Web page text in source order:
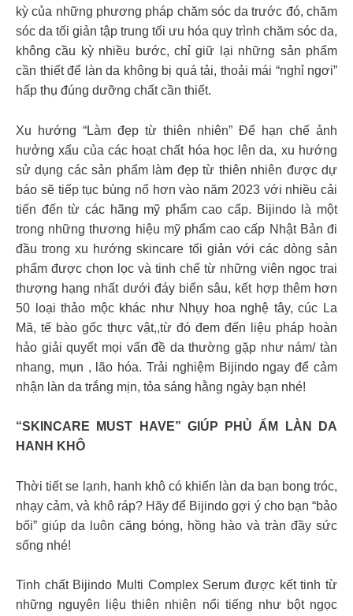
kỳ của những phương pháp chăm sóc da trước đó, chăm
sóc da tối giản tập trung tối ưu hóa quy trình chăm sóc da,
không cầu kỳ nhiều bước, chỉ giữ lại những sản phẩm
cần thiết để làn da không bị quá tải, thoải mái “nghỉ ngơi”
hấp thụ đúng dưỡng chất cần thiết.
Xu hướng “Làm đẹp từ thiên nhiên” Để hạn chế ảnh
hưởng xấu của các hoạt chất hóa học lên da, xu hướng
sử dụng các sản phẩm làm đẹp từ thiên nhiên được dự
báo sẽ tiếp tục bùng nổ hơn vào năm 2023 với nhiều cải
tiến đến từ các hãng mỹ phẩm cao cấp. Bijindo là một
trong những thương hiệu mỹ phẩm cao cấp Nhật Bản đi
đầu trong xu hướng skincare tối giản với các dòng sản
phẩm được chọn lọc và tinh chế từ những viên ngọc trai
thượng hạng nhất dưới đáy biển sâu, kết hợp thêm hơn
50 loại thảo mộc khác như Nhụy hoa nghệ tây, cúc La
Mã, tế bào gốc thực vật,,từ đó đem đến liệu pháp hoàn
hảo giải quyết mọi vấn đề da thường gặp như nám/ tàn
nhang, mụn , lão hóa. Trải nghiệm Bijindo ngay để cảm
nhận làn da trắng mịn, tỏa sáng hằng ngày bạn nhé!
“SKINCARE MUST HAVE” GIÚP PHỦ ẨM LÀN DA
HANH KHÔ
Thời tiết se lạnh, hanh khô có khiến làn da bạn bong tróc,
nhạy cảm, và khô ráp? Hãy để Bijindo gợi ý cho bạn “bảo
bối” giúp da luôn căng bóng, hồng hào và tràn đầy sức
sống nhé!
Tinh chất Bijindo Multi Complex Serum được kết tinh từ
những nguyên liệu thiên nhiên nổi tiếng như bột ngọc